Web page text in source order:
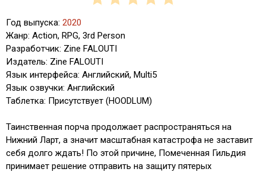
Год выпуска: 2020
Жанр: Action, RPG, 3rd Person
Разработчик: Zine FALOUTI
Издатель: Zine FALOUTI
Язык интерфейса: Английский, Multi5
Язык озвучки: Английский
Таблетка: Присутствует (HOODLUM)
Таинственная порча продолжает распространяться на
Нижний Ларт, а значит масштабная катастрофа не заставит
себя долго ждать! По этой причине, Помеченная Гильдия
принимает решение отправить на защиту пятерых